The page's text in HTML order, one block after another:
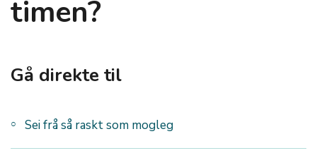
timen?
Gå direkte til
Sei frå så raskt som mogleg